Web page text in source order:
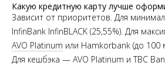
Какую кредитную карту лучше
Зависит от приоритетов. Для
InfinBank InfinBLACK (25,55%). Для
AVO Platinum или Hamkorbank (до 100
Для кешбэка — AVO Platinum и TBC